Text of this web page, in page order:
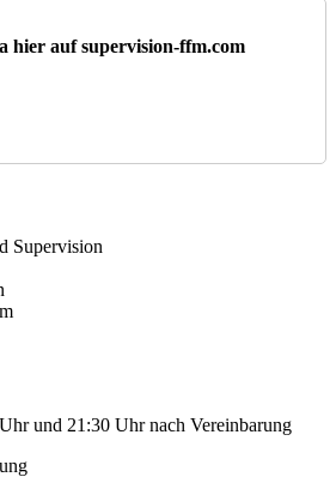
hier auf supervision-ffm.com
Supervision
und 21:30 Uhr nach Vereinbarung